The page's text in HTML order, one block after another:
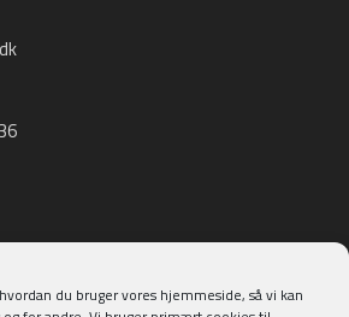
du bruger vores hjemmeside, så vi kan